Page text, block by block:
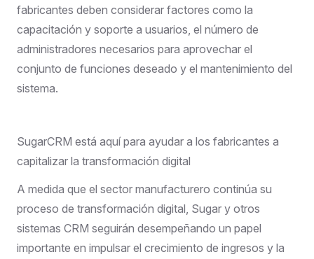
fabricantes deben considerar factores como la
capacitación y soporte a usuarios, el número de
administradores necesarios para aprovechar el
conjunto de funciones deseado y el mantenimiento del
sistema.
SugarCRM está aquí para ayudar a los fabricantes a
capitalizar la transformación digital
A medida que el sector manufacturero continúa su
proceso de transformación digital, Sugar y otros
sistemas CRM seguirán desempeñando un papel
importante en impulsar el crecimiento de ingresos y la